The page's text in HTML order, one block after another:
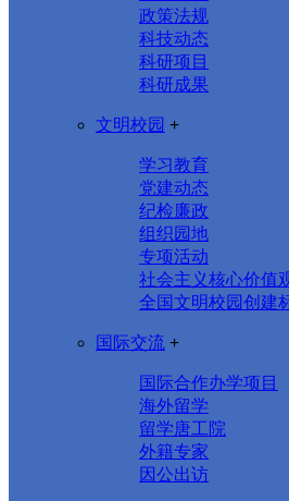
政策法规
科技动态
科研项目
科研成果
文明校园 +
学习教育
党建动态
纪检廉政
组织园地
专项活动
社会主义核心价值
全国文明校园创建
国际交流 +
国际合作办学项目
海外留学
留学唐工院
外籍专家
因公出访